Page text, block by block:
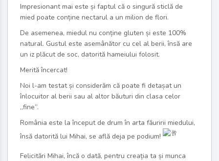
Impresionant mai este și faptul că o singură sticlă de
mied poate conține nectarul a un milion de flori.
De asemenea, miedul nu conține gluten și este 100%
natural. Gustul este asemânător cu cel al berii, însă are
un iz plăcut de soc, datorită hameiului folosit.
Merită încercat!
Noi l-am testat și considerăm că poate fi detașat un
înlocuitor al berii sau al altor băuturi din clasa celor
„fine”.
România este la început de drum în arta făuririi miedului,
însă datorită lui Mihai, se află deja pe podium!
Felicitări Mihai, încă o dată, pentru creația ta și munca